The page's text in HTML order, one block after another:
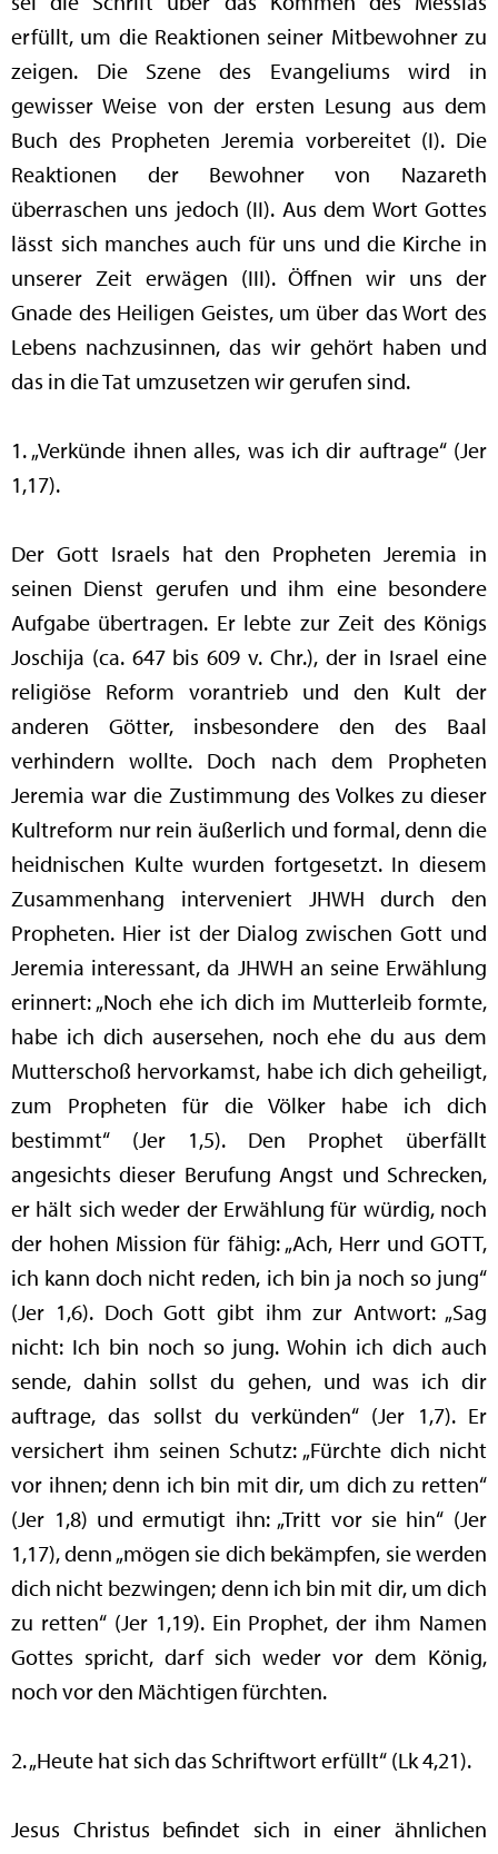
erfüllt, um die Reaktionen seiner Mitbewohner zu
zeigen. Die Szene des Evangeliums wird in
gewisser Weise von der ersten Lesung aus dem
Buch des Propheten Jeremia vorbereitet (I). Die
Reaktionen der Bewohner von Nazareth
überraschen uns jedoch (II). Aus dem Wort Gottes
lässt sich manches auch für uns und die Kirche in
unserer Zeit erwägen (III). Öffnen wir uns der
Gnade des Heiligen Geistes, um über das Wort des
Lebens nachzusinnen, das wir gehört haben und
das in die Tat umzusetzen wir gerufen sind.
1. „Verkünde ihnen alles, was ich dir auftrage“ (Jer
1,17).
Der Gott Israels hat den Propheten Jeremia in
seinen Dienst gerufen und ihm eine besondere
Aufgabe übertragen. Er lebte zur Zeit des Königs
Joschija (ca. 647 bis 609 v. Chr.), der in Israel eine
religiöse Reform vorantrieb und den Kult der
anderen Götter, insbesondere den des Baal
verhindern wollte. Doch nach dem Propheten
Jeremia war die Zustimmung des Volkes zu dieser
Kultreform nur rein äußerlich und formal, denn die
heidnischen Kulte wurden fortgesetzt. In diesem
Zusammenhang interveniert JHWH durch den
Propheten. Hier ist der Dialog zwischen Gott und
Jeremia interessant, da JHWH an seine Erwählung
erinnert: „Noch ehe ich dich im Mutterleib formte,
habe ich dich ausersehen, noch ehe du aus dem
Mutterschoß hervorkamst, habe ich dich geheiligt,
zum Propheten für die Völker habe ich dich
bestimmt“ (Jer 1,5). Den Prophet überfällt
angesichts dieser Berufung Angst und Schrecken,
er hält sich weder der Erwählung für würdig, noch
der hohen Mission für fähig: „Ach, Herr und GOTT,
ich kann doch nicht reden, ich bin ja noch so jung“
(Jer 1,6). Doch Gott gibt ihm zur Antwort: „Sag
nicht: Ich bin noch so jung. Wohin ich dich auch
sende, dahin sollst du gehen, und was ich dir
auftrage, das sollst du verkünden“ (Jer 1,7). Er
versichert ihm seinen Schutz: „Fürchte dich nicht
vor ihnen; denn ich bin mit dir, um dich zu retten“
(Jer 1,8) und ermutigt ihn: „Tritt vor sie hin“ (Jer
1,17), denn „mögen sie dich bekämpfen, sie werden
dich nicht bezwingen; denn ich bin mit dir, um dich
zu retten“ (Jer 1,19). Ein Prophet, der ihm Namen
Gottes spricht, darf sich weder vor dem König,
noch vor den Mächtigen fürchten.
2. „Heute hat sich das Schriftwort erfüllt“ (Lk 4,21).
Jesus Christus befindet sich in einer ähnlichen